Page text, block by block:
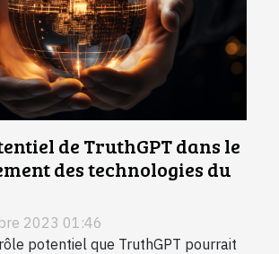
de TruthGPT dans le
des technologies du
2023 01:46
potentiel que TruthGPT pourrait